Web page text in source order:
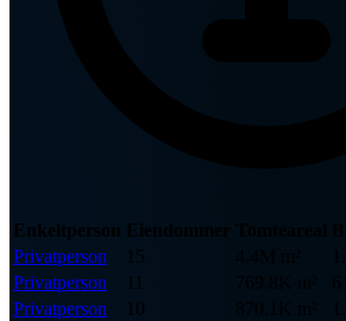
Enkeltperson Eiendommer
Privatperson
15
Privatperson
11
Privatperson
10